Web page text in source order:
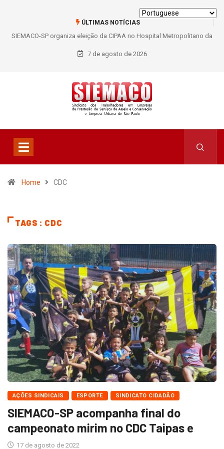
ÚLTIMAS NOTÍCIAS
SIEMACO-SP organiza eleição da CIPAA no Hospital Metropolitano da
Lapa e fortalece participação dos trabalhadores
7 de agosto de 2026
Home CDC
TAGS : CDC
AÇÕES SINDICAIS ESPORTE SINDICATO CIDADÃO
SIEMACO-SP acompanha final do
campeonato mirim no CDC Taipas e
17 de agosto de 2022